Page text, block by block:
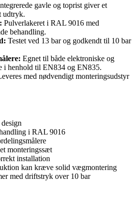
gavle og toprist giver et
udtryk.
Pulverlakeret i RAL 9016 med
behandling.
Testet ved 13 bar og godkendt til 10 bar
Egnet til både elektroniske og
i henhold til EN834 og EN835.
med nødvendigt monteringsudstyr
i RAL 9016
monteringssæt
installation
kan kræve solid vægmontering
med driftstryk over 10 bar